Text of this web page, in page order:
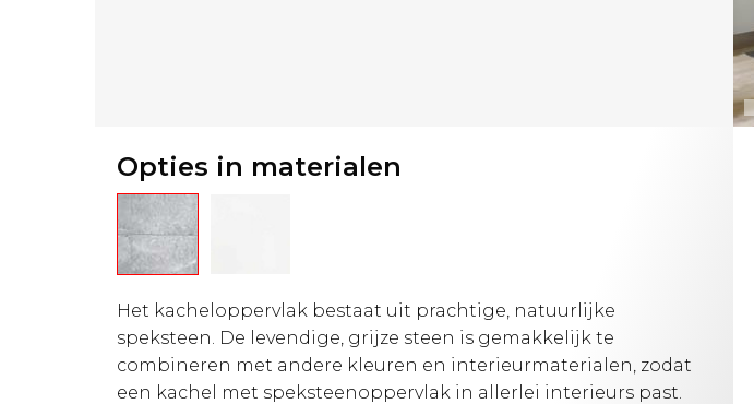
Opties in materialen
Het kacheloppervlak bestaat uit prachtige, natuurlijke
speksteen. De levendige, grijze steen is gemakkelijk te
combineren met andere kleuren en interieurmaterialen, zodat
een kachel met speksteenoppervlak in allerlei interieurs past.